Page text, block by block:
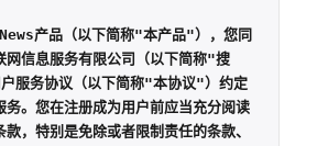
产品（以下简称"本产品"），您同
网信息服务有限公司（以下简称"搜
服务协议（以下简称"本协议"）约定
务。您在注册成为用户前应当充分阅读
，特别是免除或者限制责任的条款、